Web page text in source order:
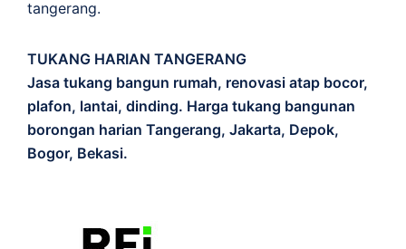
tangerang.
TUKANG HARIAN TANGERANG
Jasa tukang bangun rumah, renovasi atap bocor,
plafon, lantai, dinding. Harga tukang bangunan
borongan harian Tangerang, Jakarta, Depok,
Bogor, Bekasi.